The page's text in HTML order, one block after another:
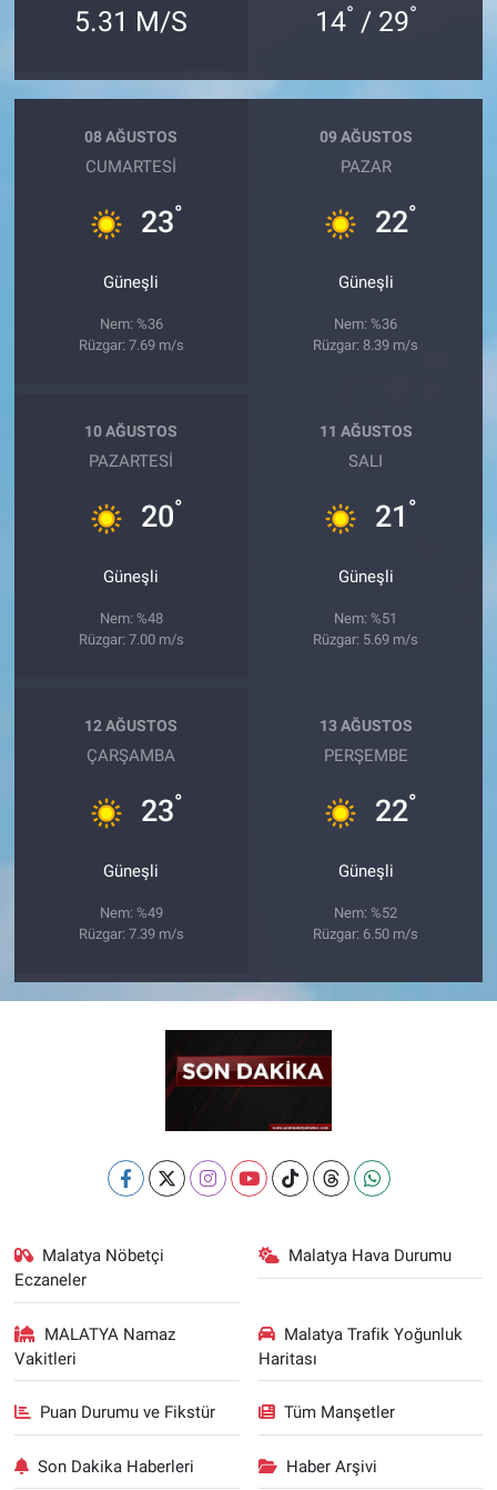
5.31 M/S 14° / 29°
08 AĞUSTOS
CUMARTESI
23°
Güneşli
Nem: %36
Rüzgar: 7.69 m/s
09 AĞUSTOS
PAZAR
22°
Güneşli
Nem: %36
Rüzgar: 8.39 m/s
10 AĞUSTOS
PAZARTESI
20°
Güneşli
Nem: %48
Rüzgar: 7.00 m/s
11 AĞUSTOS
SALI
21 °
Güneşli
Nem: %51
Rüzgar: 5.69 m/s
12 AĞUSTOS
ÇARŞAMBA
23°
Güneşli
Nem: %49
Rüzgar: 7.39 m/s
13 AĞUSTOS
PERŞEMBE
22°
Güneşli
Nem: %52
Rüzgar: 6.50 m/s
Malatya Nöbetçi
Eczaneler
Malatya Hava Durumu
MALATYA Namaz
Vakitleri
Malatya Trafik Yoğunluk
Haritası
Puan Durumu ve Fikstür Tüm Manşetler
Son Dakika Haberleri Haber Arşivi